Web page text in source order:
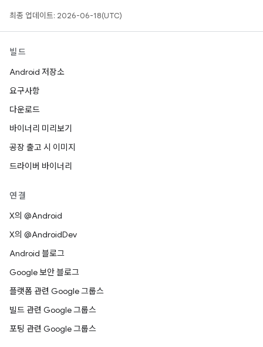
최종 업데이트: 2026-06-18(UTC)
빌드
Android 저장소
요구사항
다운로드
바이너리 미리보기
공장 출고 시 이미지
드라이버 바이너리
연결
X의 @Android
X의 @AndroidDev
Android 블로그
Google 보안 블로그
플랫폼 관련 Google 그룹스
빌드 관련 Google 그룹스
포팅 관련 Google 그룹스